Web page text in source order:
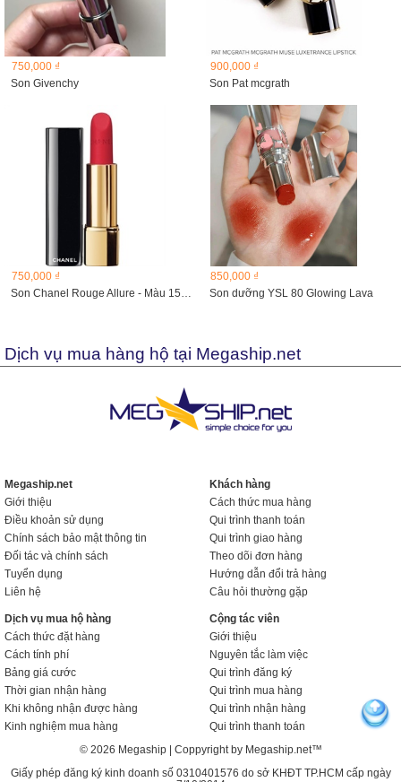
750,000 ₫
Son Givenchy
900,000 ₫
Son Pat mcgrath
750,000 ₫
Son Chanel Rouge Allure - Màu 152 Insaisissable
850,000 ₫
Son dưỡng YSL 80 Glowing Lava
Dịch vụ mua hàng hộ tại Megaship.net
Megaship.net
Giới thiệu
Điều khoản sử dụng
Chính sách bảo mật thông tin
Đối tác và chính sách
Tuyển dụng
Liên hệ
Khách hàng
Cách thức mua hàng
Qui trình thanh toán
Qui trình giao hàng
Theo dõi đơn hàng
Hướng dẫn đổi trả hàng
Câu hỏi thường gặp
Dịch vụ mua hộ hàng
Cách thức đặt hàng
Cách tính phí
Bảng giá cước
Thời gian nhận hàng
Khi không nhận được hàng
Kinh nghiệm mua hàng
Cộng tác viên
Giới thiệu
Nguyên tắc làm việc
Qui trình đăng ký
Qui trình mua hàng
Qui trình nhận hàng
Qui trình thanh toán
© 2026 Megaship | Coppyright by Megaship.net™
Giấy phép đăng ký kinh doanh số 0310401576 do sở KHĐT TP.HCM cấp ngày